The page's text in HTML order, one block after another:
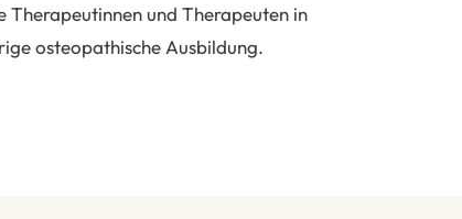
Therapeutinnen und Therapeuten in
osteopathische Ausbildung.